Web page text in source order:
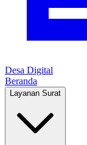
Desa Digital
Beranda
Layanan Surat